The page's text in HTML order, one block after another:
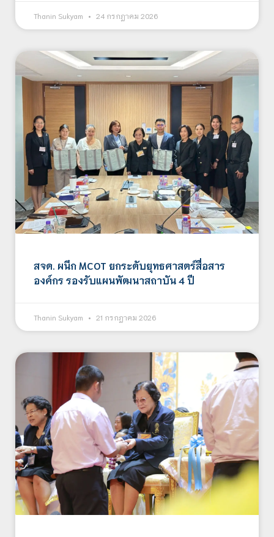
Thanin Sukyam 24 กรกฎาคม 2026
สจด. ผนึก MCOT ยกระดับยุทธศาสตร์สื่อสาร
องค์กร รองรับแผนพัฒนาสถาบัน 4 ปี
Thanin Sukyam 21 กรกฎาคม 2026